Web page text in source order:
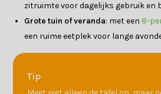
zitruimte voor dagelijks gebruik en
Grote tuin of veranda: met een 8-
een ruime eetplek voor lange
Tip